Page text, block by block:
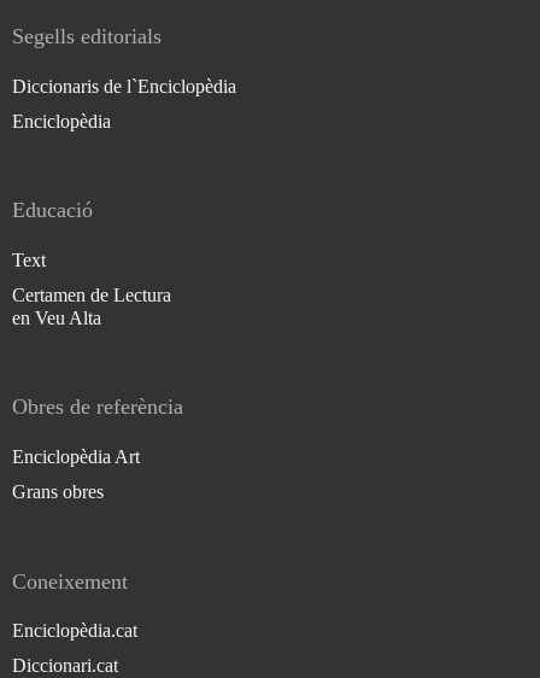
Segells editorials
Diccionaris de l`Enciclopèdia
Enciclopèdia
Educació
Text
Certamen de Lectura
en Veu Alta
Obres de referència
Enciclopèdia Art
Grans obres
Coneixement
Enciclopèdia.cat
Diccionari.cat